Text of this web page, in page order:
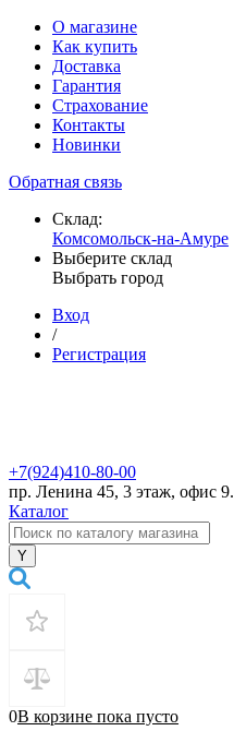
О магазине
Как купить
Доставка
Гарантия
Страхование
Контакты
Новинки
Обратная связь
Склад:
Комсомольск-на-Амуре
Выберите склад
Выбрать город
Вход
/
Регистрация
+7(924)410-80-00
пр. Ленина 45, 3 этаж, офис 9.
Каталог
0В корзине пока пусто